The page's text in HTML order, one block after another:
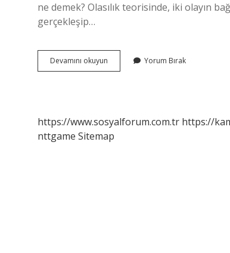
ne demek? Olasılık teorisinde, iki olayın
gerçekleşip…
Devamını okuyun
Bağımsız
Yorum Bırak
https://www.sosyalforum.com.tr https://
nttgame Sitemap